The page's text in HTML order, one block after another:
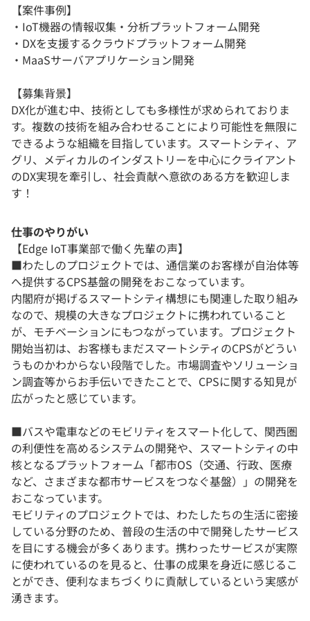
【案件事例】
・IoT機器の情報収集・分析プラットフォーム開発
・DXを支援するクラウドプラットフォーム開発
・MaaSサーバアプリケーション開発
【募集背景】
DX化が進む中、技術としても多様性が求められておりま
す。複数の技術を組み合わせることにより可能性を無限に
できるような組織を目指しています。スマートシティ、ア
グリ、メディカルのインダストリーを中心にクライアント
のDX実現を牽引し、社会貢献へ意欲のある方を歓迎しま
す！
仕事のやりがい
【Edge IoT事業部で働く先輩の声】
■わたしのプロジェクトでは、通信業のお客様が自治体等
へ提供するCPS基盤の開発をおこなっています。
内閣府が掲げるスマートシティ構想にも関連した取り組み
なので、規模の大きなプロジェクトに携われていること
が、モチベーションにもつながっています。プロジェクト
開始当初は、お客様もまだスマートシティのCPSがどうい
うものかわからない段階でした。市場調査やソリューショ
ン調査等からお手伝いできたことで、CPSに関する知見が
広がったと感じています。
■バスや電車などのモビリティをスマート化して、関西圏
の利便性を高めるシステムの開発や、スマートシティの中
核となるプラットフォーム「都市OS（交通、行政、医療
など、さまざまな都市サービスをつなぐ基盤）」の開発を
おこなっています。
モビリティのプロジェクトでは、わたしたちの生活に密接
している分野のため、普段の生活の中で開発したサービス
を目にする機会が多くあります。携わったサービスが実際
に使われているのを見ると、仕事の成果を身近に感じるこ
とができ、便利なまちづくりに貢献しているという実感が
湧きます。